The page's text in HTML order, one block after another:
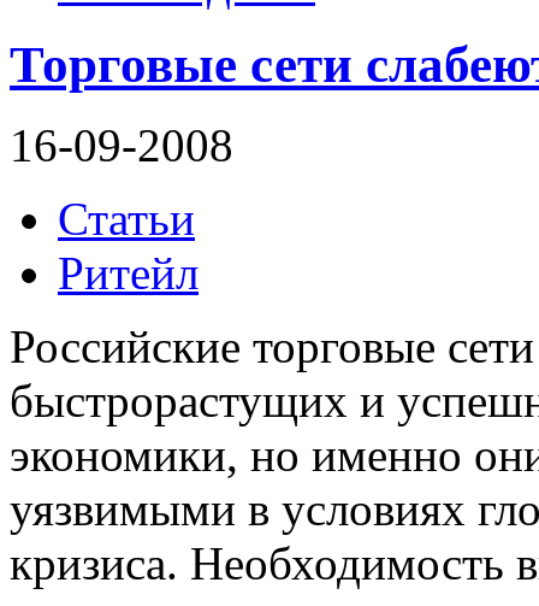
Торговые сети
16-09-2008
Статьи
Ритейл
Российские торговые
быстрорастущих и
экономики, но именно
уязвимыми в условиях
кризиса. Необходимость